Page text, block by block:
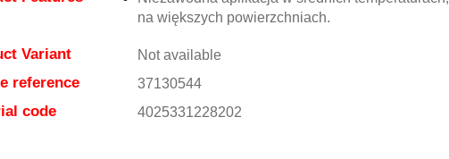
na większych powierzchniach.
Variant Not available
reference 37130544
code 4025331228202